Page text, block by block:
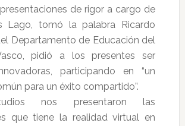
de rigor a cargo de
Lago, tomó la palabra Ricardo
Departamento de Educación del
pidió a los presentes ser
participando en “un
para un éxito compartido”.
nos presentaron las
que tiene la realidad virtual en